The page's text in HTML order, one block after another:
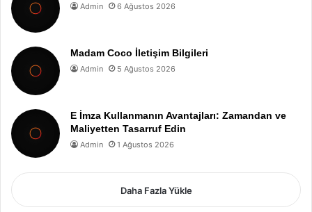
Admin 6 Ağustos 2026
Madam Coco İletişim Bilgileri
Admin 5 Ağustos 2026
E İmza Kullanmanın Avantajları: Zamandan ve
Maliyetten Tasarruf Edin
Admin 1 Ağustos 2026
Daha Fazla Yükle